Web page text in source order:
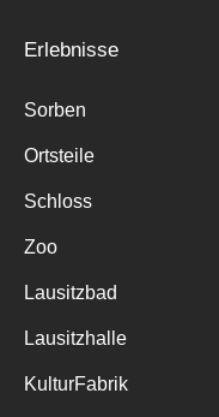
Erlebnisse
Sorben
Ortsteile
Schloss
Zoo
Lausitzbad
Lausitzhalle
KulturFabrik